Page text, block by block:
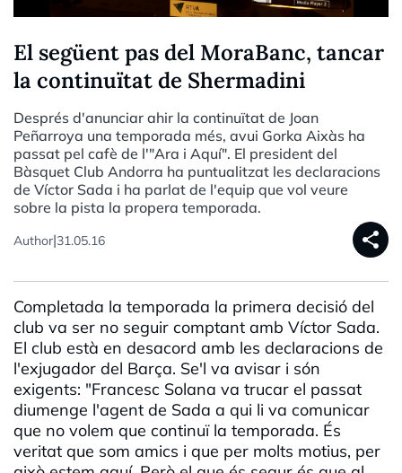
El següent pas del MoraBanc, tancar
la continuïtat de Shermadini
Després d'anunciar ahir la continuïtat de Joan
Peñarroya una temporada més, avui Gorka Aixàs ha
passat pel cafè de l'"Ara i Aquí". El president del
Bàsquet Club Andorra ha puntualitzat les declaracions
de Víctor Sada i ha parlat de l'equip que vol veure
sobre la pista la propera temporada.
Author|31.05.16 share
Completada la temporada la primera decisió del
club va ser no seguir comptant amb Víctor Sada.
El club està en desacord amb les declaracions de
l'exjugador del Barça. Se'l va avisar i són
exigents: "Francesc Solana va trucar el passat
diumenge l'agent de Sada a qui li va comunicar
que no volem que continuï la temporada. És
veritat que som amics i que per molts motius, per